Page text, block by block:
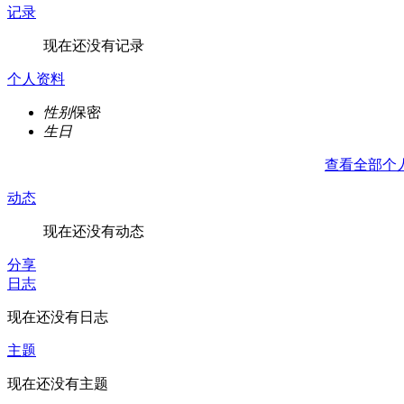
记录
现在还没有记录
个人资料
性别保密
生日
查看全部个
动态
现在还没有动态
分享
日志
现在还没有日志
主题
现在还没有主题